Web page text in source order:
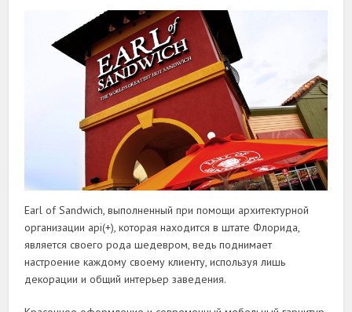
Earl of Sandwich, выполненный при помощи архитектурной
организации api(+), которая находится в штате Флорида,
является своего рода шедевром, ведь поднимает
настроение каждому своему клиенту, используя лишь
декорации и общий интерьер заведения.